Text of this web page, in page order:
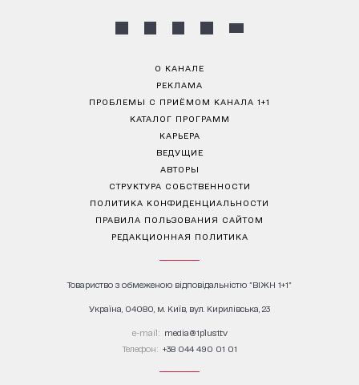
О КАНАЛЕ
РЕКЛАМА
ПРОБЛЕМЫ С ПРИЁМОМ КАНАЛА 1+1
КАТАЛОГ ПРОГРАММ
КАРЬЕРА
ВЕДУЩИЕ
АВТОРЫ
СТРУКТУРА СОБСТВЕННОСТИ
ПОЛИТИКА КОНФИДЕНЦИАЛЬНОСТИ
ПРАВИЛА ПОЛЬЗОВАНИЯ САЙТОМ
РЕДАКЦИОННАЯ ПОЛИТИКА
Товариство з обмеженою відповідальністю "ВІЖН 1+1"
Україна, 04080, м. Київ, вул. Кирилівська, 23
е-mail: media@1plus1.tv
Телефон: +38 044 490 01 01